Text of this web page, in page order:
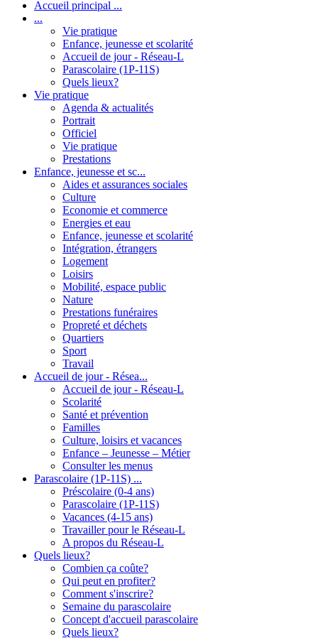
Accueil principal ...
...
Vie pratique
Enfance, jeunesse et scolarité
Accueil de jour - Réseau-L
Parascolaire (1P-11S)
Quels lieux?
Vie pratique
Agenda & actualités
Portrait
Officiel
Vie pratique
Prestations
Enfance, jeunesse et sc...
Aides et assurances sociales
Culture
Economie et commerce
Energies et eau
Enfance, jeunesse et scolarité
Intégration, étrangers
Logement
Loisirs
Mobilité, espace public
Nature
Prestations funéraires
Propreté et déchets
Quartiers
Sport
Travail
Accueil de jour - Résea...
Accueil de jour - Réseau-L
Scolarité
Santé et prévention
Familles
Culture, loisirs et vacances
Enfance – Jeunesse – Métier
Consulter les menus
Parascolaire (1P-11S) ...
Préscolaire (0-4 ans)
Parascolaire (1P-11S)
Vacances (4-15 ans)
Travailler pour le Réseau-L
A propos du Réseau-L
Quels lieux?
Combien ça coûte?
Qui peut en profiter?
Comment s'inscrire?
Semaine du parascolaire
Concept d'accueil parascolaire
Quels lieux?